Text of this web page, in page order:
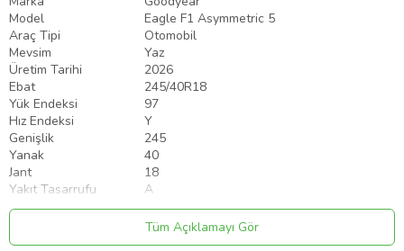
Model
Eagle F1 Asymmetric 5
Araç Tipi
Otomobil
Mevsim
Yaz
Üretim Tarihi
2026
Ebat
245/40R18
Yük Endeksi
97
Hız Endeksi
Y
Genişlik
245
Yanak
40
Jant
18
Yakıt Tasarrufu
A
Islak Zeminde FrenlemeB
70
ÖNEMLİ BİLGİLER:
Tüm Açıklamayı Gör